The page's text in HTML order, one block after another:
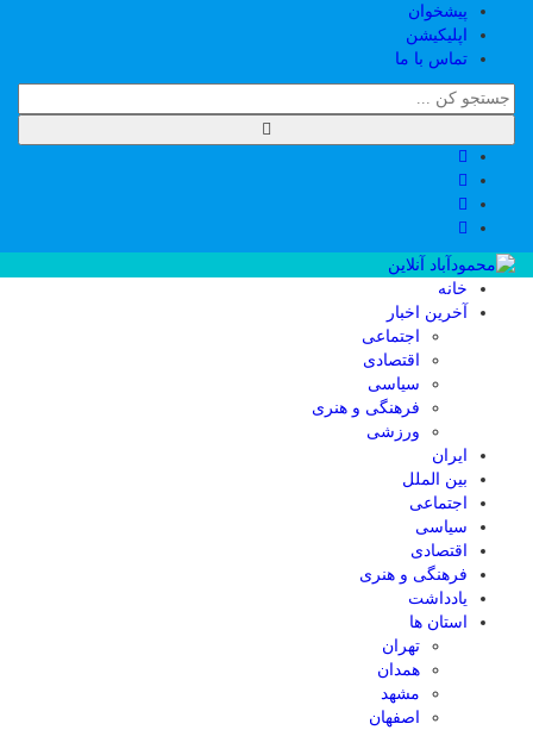
پیشخوان
اپلیکیشن
تماس با ما
خانه
آخرین اخبار
اجتماعی
اقتصادی
سیاسی
فرهنگی و هنری
ورزشی
ایران
بین الملل
اجتماعی
سیاسی
اقتصادی
فرهنگی و هنری
یادداشت
استان ها
تهران
همدان
مشهد
اصفهان